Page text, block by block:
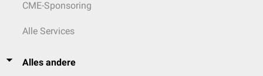
CME-Sponsoring
Alle Services
Alles andere